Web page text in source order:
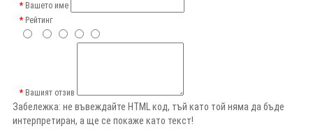
Вашето име
Рейтинг
Вашият отзив
Забележка: не въвеждайте HTML код, тъй като той няма да бъде
интерпретиран, а ще се покаже като текст!